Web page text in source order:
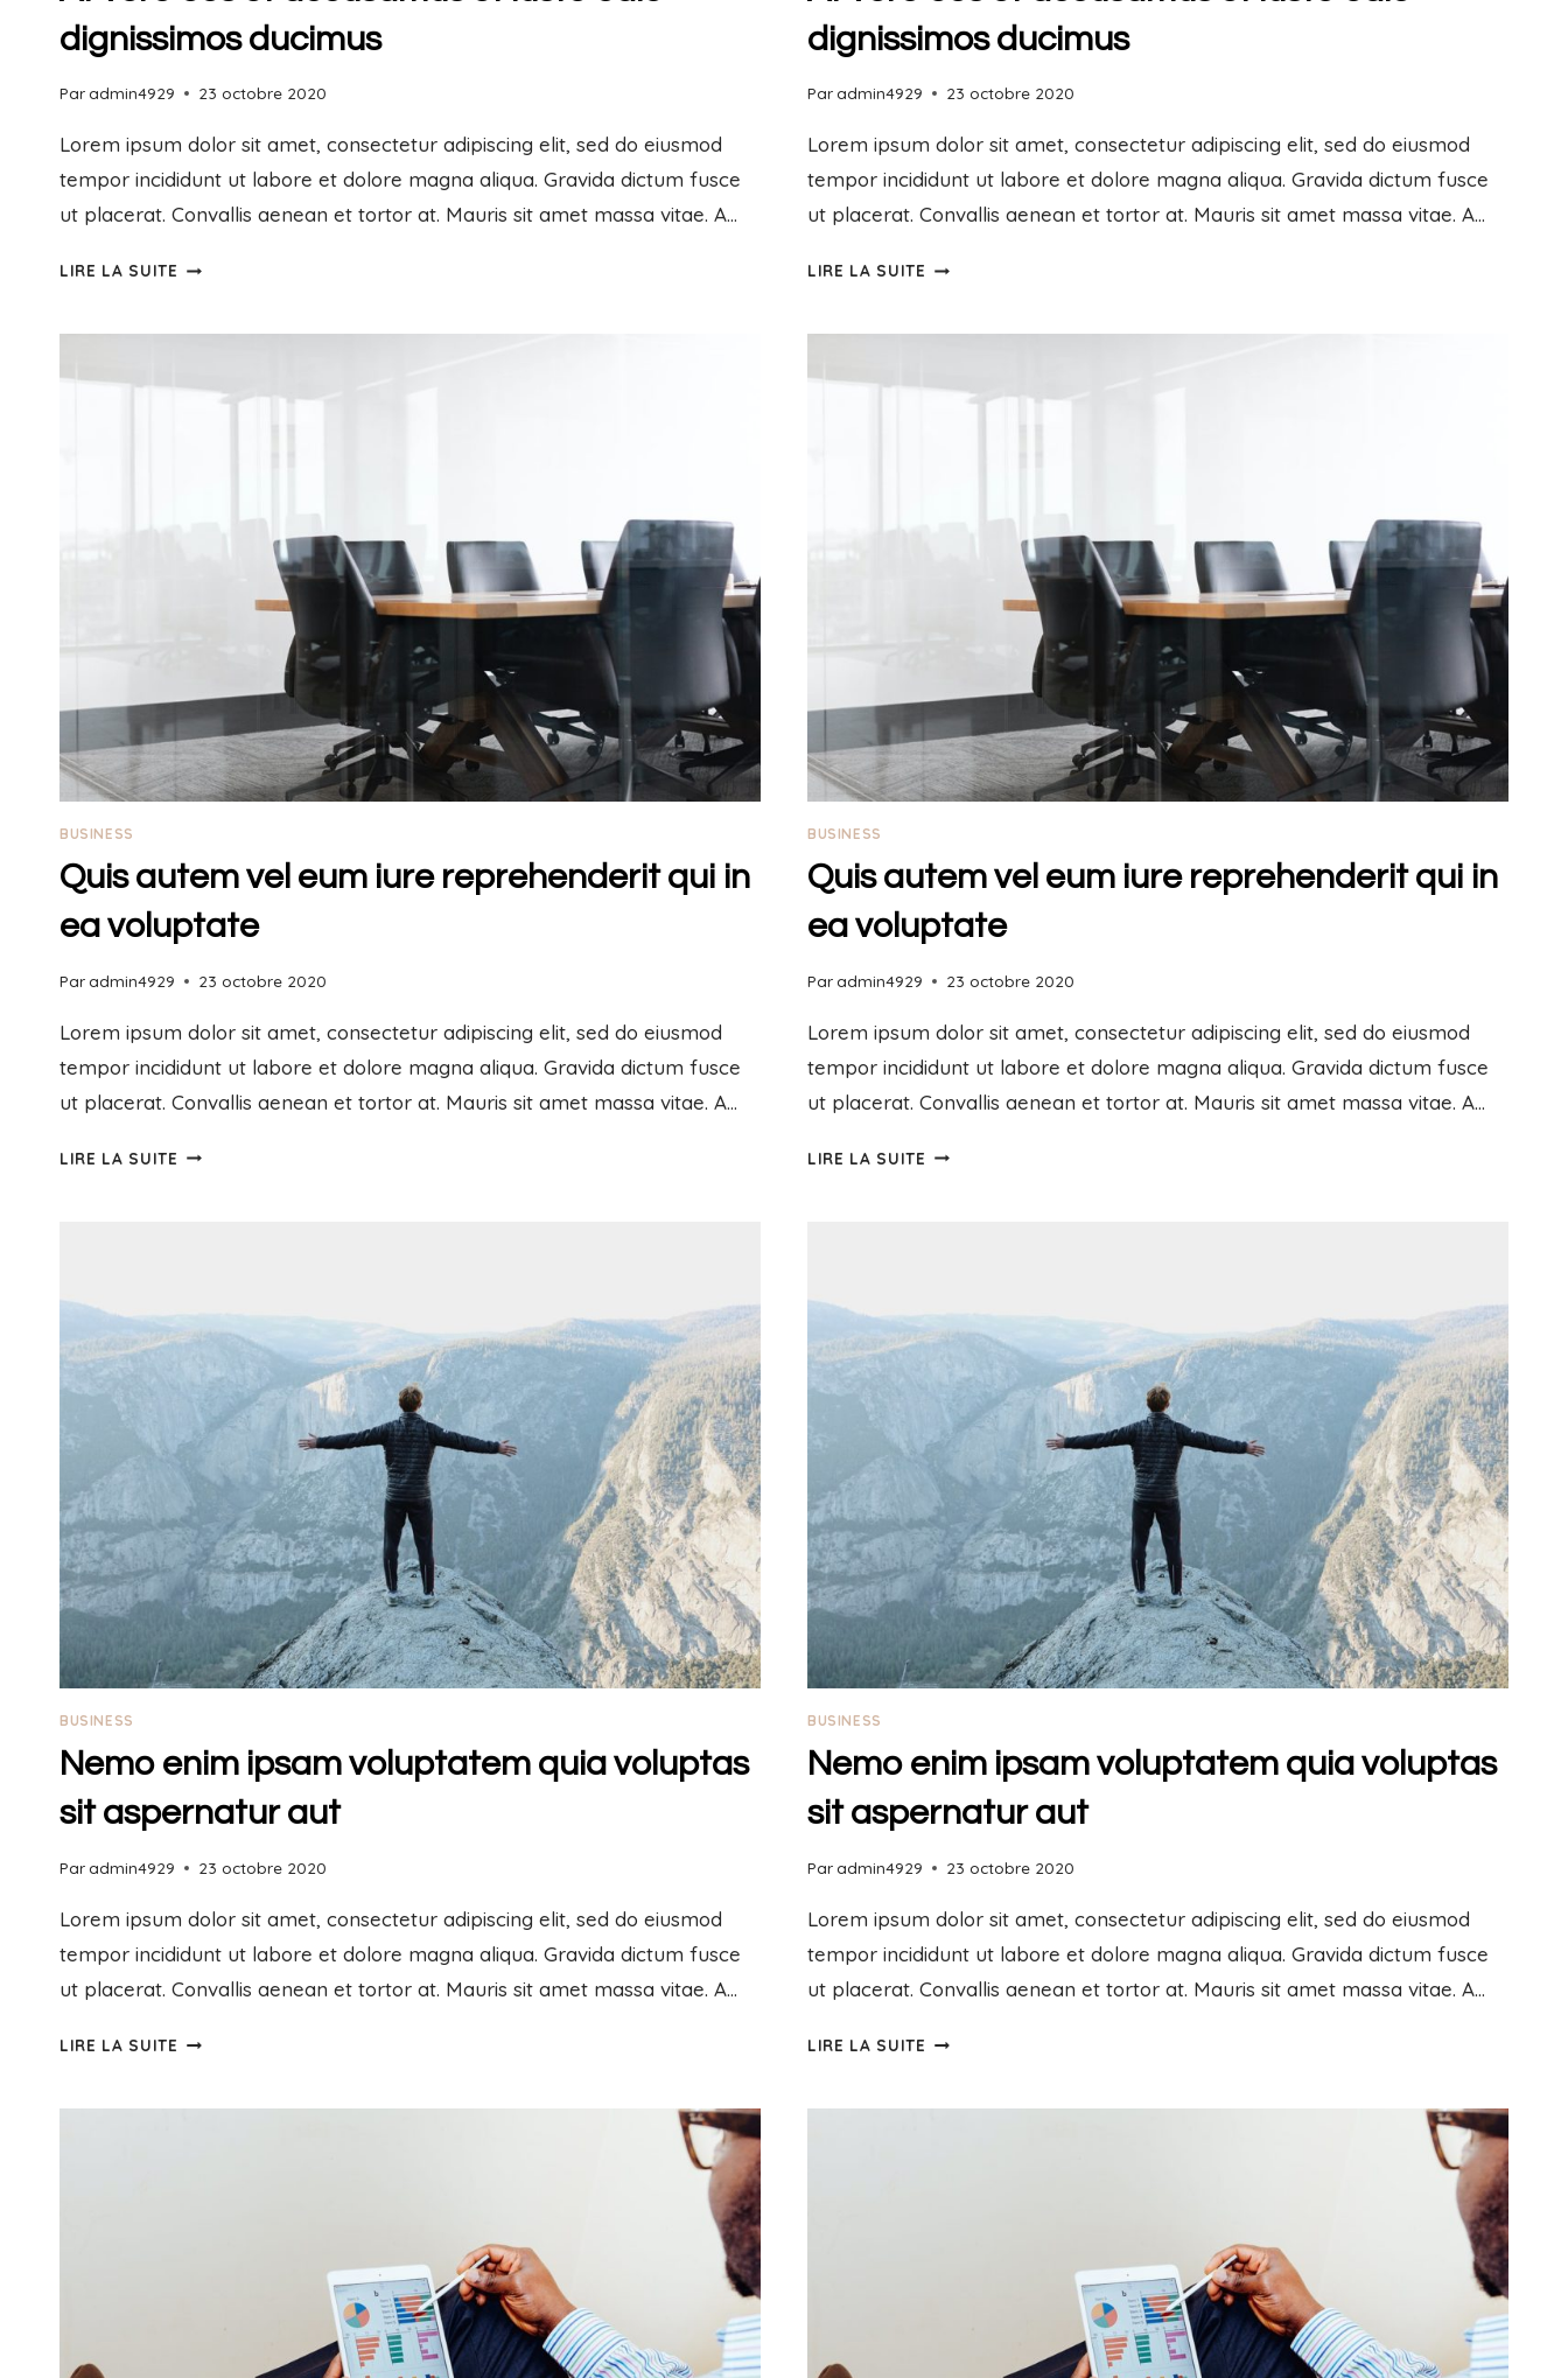
dignissimos ducimus
Paradmin4929 23 octobre 2020
Lorem ipsum dolor sit amet, consectetur adipiscing elit, sed do eiusmod
tempor incididunt ut labore et dolore magna aliqua. Gravida dictum fusce
ut placerat. Convallis aenean et tortor at. Mauris sit amet massa vitae. A…
LIRE LA SUITE
dignissimos ducimus
Paradmin4929 23 octobre 2020
Lorem ipsum dolor sit amet, consectetur adipiscing elit, sed do eiusmod
tempor incididunt ut labore et dolore magna aliqua. Gravida dictum fusce
ut placerat. Convallis aenean et tortor at. Mauris sit amet massa vitae. A…
LIRE LA SUITE
BUSINESS
Quis autem vel eum iure reprehenderit qui in
ea voluptate
Paradmin4929 23 octobre 2020
Lorem ipsum dolor sit amet, consectetur adipiscing elit, sed do eiusmod
tempor incididunt ut labore et dolore magna aliqua. Gravida dictum fusce
ut placerat. Convallis aenean et tortor at. Mauris sit amet massa vitae. A…
LIRE LA SUITE
BUSINESS
Quis autem vel eum iure reprehenderit qui in
ea voluptate
Paradmin4929 23 octobre 2020
Lorem ipsum dolor sit amet, consectetur adipiscing elit, sed do eiusmod
tempor incididunt ut labore et dolore magna aliqua. Gravida dictum fusce
ut placerat. Convallis aenean et tortor at. Mauris sit amet massa vitae. A…
LIRE LA SUITE
BUSINESS
Nemo enim ipsam voluptatem quia voluptas
sit aspernatur aut
Paradmin4929 23 octobre 2020
Lorem ipsum dolor sit amet, consectetur adipiscing elit, sed do eiusmod
tempor incididunt ut labore et dolore magna aliqua. Gravida dictum fusce
ut placerat. Convallis aenean et tortor at. Mauris sit amet massa vitae. A…
LIRE LA SUITE
BUSINESS
Nemo enim ipsam voluptatem quia voluptas
sit aspernatur aut
Paradmin4929 23 octobre 2020
Lorem ipsum dolor sit amet, consectetur adipiscing elit, sed do eiusmod
tempor incididunt ut labore et dolore magna aliqua. Gravida dictum fusce
ut placerat. Convallis aenean et tortor at. Mauris sit amet massa vitae. A…
LIRE LA SUITE